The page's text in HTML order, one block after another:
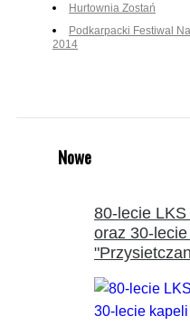
Hurtownia Zostań
Podkarpacki Festiwal
2014
Nowe
80-lecie
oraz 30-